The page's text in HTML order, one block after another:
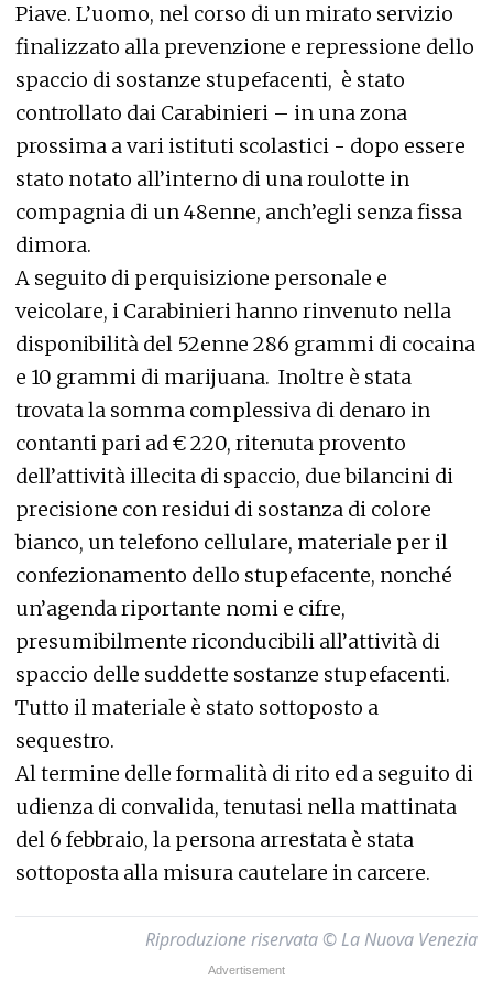
Piave. L’uomo, nel corso di un mirato servizio
finalizzato alla prevenzione e repressione dello
spaccio di sostanze stupefacenti, è stato
controllato dai Carabinieri – in una zona
prossima a vari istituti scolastici - dopo essere
stato notato all’interno di una roulotte in
compagnia di un 48enne, anch’egli senza fissa
dimora.
A seguito di perquisizione personale e
veicolare, i Carabinieri hanno rinvenuto nella
disponibilità del 52enne 286 grammi di cocaina
e 10 grammi di marijuana. Inoltre è stata
trovata la somma complessiva di denaro in
contanti pari ad € 220, ritenuta provento
dell’attività illecita di spaccio, due bilancini di
precisione con residui di sostanza di colore
bianco, un telefono cellulare, materiale per il
confezionamento dello stupefacente, nonché
un’agenda riportante nomi e cifre,
presumibilmente riconducibili all’attività di
spaccio delle suddette sostanze stupefacenti.
Tutto il materiale è stato sottoposto a
sequestro.
Al termine delle formalità di rito ed a seguito di
udienza di convalida, tenutasi nella mattinata
del 6 febbraio, la persona arrestata è stata
sottoposta alla misura cautelare in carcere.
Riproduzione riservata © La Nuova Venezia